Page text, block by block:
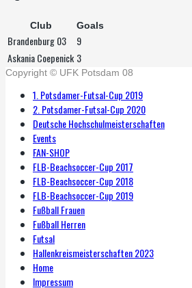
Club Goals
Brandenburg 03
9
Askania Coepenick 3
Copyright © UFK Potsdam 08
1. Potsdamer-Futsal-Cup 2019
2. Potsdamer-Futsal-Cup 2020
Deutsche Hochschulmeisterschaften
Events
FAN-SHOP
FLB-Beachsoccer-Cup 2017
FLB-Beachsoccer-Cup 2018
FLB-Beachsoccer-Cup 2019
Fußball Frauen
Fußball Herren
Futsal
Hallenkreismeisterschaften 2023
Home
Impressum